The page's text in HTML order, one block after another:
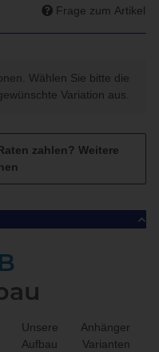
Frage zum Artikel
Wählen Sie bitte die
Variation aus.
zahlen? Weitere
Unsere Anhänger
Aufbau Varianten